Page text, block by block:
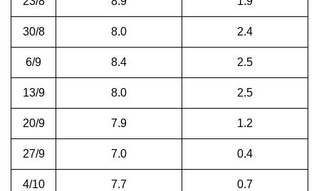
30/8 8.0 2.4
6/9 8.4 2.5
13/9 8.0 2.5
20/9 7.9 1.2
27/9 7.0 0.4
4/10 7.7 0.7